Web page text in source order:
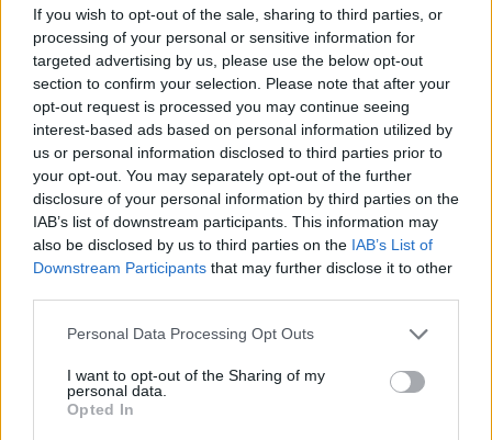
If you wish to opt-out of the sale, sharing to third parties, or
processing of your personal or sensitive information for
targeted advertising by us, please use the below opt-out
section to confirm your selection. Please note that after your
opt-out request is processed you may continue seeing
interest-based ads based on personal information utilized by
us or personal information disclosed to third parties prior to
your opt-out. You may separately opt-out of the further
disclosure of your personal information by third parties on the
IAB’s list of downstream participants. This information may
also be disclosed by us to third parties on the IAB’s List of
Downstream Participants that may further disclose it to other
Personal Data Processing Opt Outs
I want to opt-out of the Sharing of my
personal data.
Opted In
Minisztériumnak 5.7 mrd Ft értékben szállít
járműveket a Rába a második félévben, mely
becsülhetően legalább 5-600 m Ft eredményt fog
hozni a Rábának. A várakozások és a tényszámok
összevetésénél figyelembe kell venni az alacsony
előrejelzési számot.
A javulás egyértelműen körvonalazódik a Rába
gazdálkodásában, azonban a fő kérdésre; mikor fordul
pozitívba a Futómű Kft gazdálkodása még mindig nem
tudunk válaszolni. Ezen vonatkozásban a menedzsment
hangvételű kijelentésre nem emlékszünk az elmúlt két
eredményszámok...